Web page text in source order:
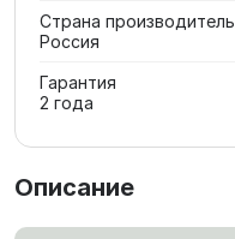
Страна производитель
Россия
Гарантия
2 года
Описание